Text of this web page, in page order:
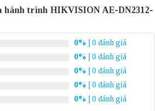
hành trình HIKVISION AE-DN2312-
0%
| 0 đánh giá
0%
| 0 đánh giá
0%
| 0 đánh giá
0%
| 0 đánh giá
0% | 0 đánh giá